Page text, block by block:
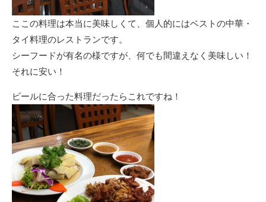
ここの料理は本当に美味しくて、個人的にはベストの中華・
タイ料理のレストランです。
シーフードが有名の様ですが、何でも間違えなく美味しい！
それに安い！
ビールに合った料理だったらこれですね！